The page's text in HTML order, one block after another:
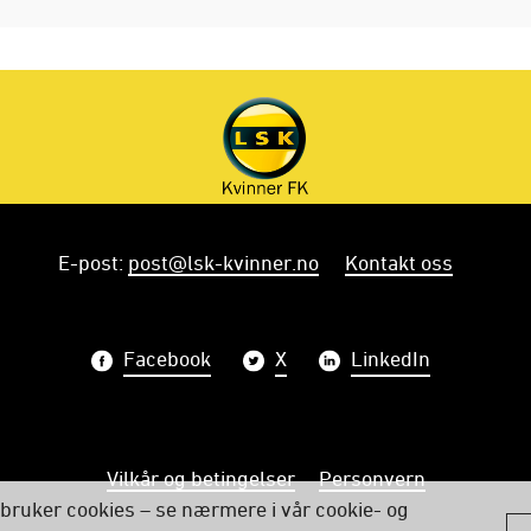
E-post: post@lsk-kvinner.no Kontakt oss
Facebook X LinkedIn
Vilkår og betingelser
Personvern
cookies – se nærmere i vår cookie- og